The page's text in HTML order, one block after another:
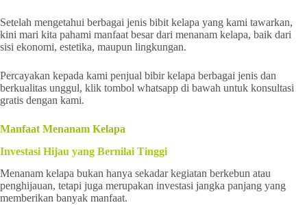
Setelah mengetahui berbagai jenis bibit kelapa yang kami tawarkan,
kini mari kita pahami manfaat besar dari menanam kelapa, baik dari
sisi ekonomi, estetika, maupun lingkungan.
Percayakan kepada kami penjual bibir kelapa berbagai jenis dan
berkualitas unggul, klik tombol whatsapp di bawah untuk konsultasi
gratis dengan kami.
Manfaat Menanam Kelapa
Investasi Hijau yang Bernilai Tinggi
Menanam kelapa bukan hanya sekadar kegiatan berkebun atau
penghijauan, tetapi juga merupakan investasi jangka panjang yang
memberikan banyak manfaat.